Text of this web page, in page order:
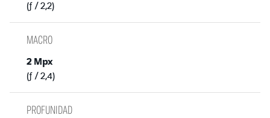
(ƒ / 2,2)
MACRO
2 Mpx
(ƒ / 2,4)
PROFUNIDAD